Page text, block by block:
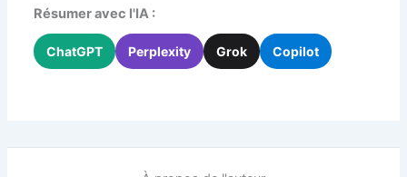
Résumer avec l'IA :
ChatGPT Perplexity Grok Copilot